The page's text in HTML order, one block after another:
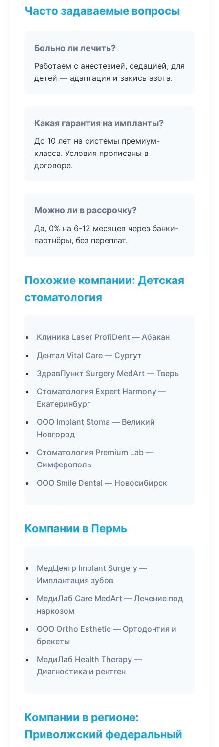
Часто задаваемые вопросы
Больно ли лечить?
Работаем с анестезией, седацией, для
детей — адаптация и закись азота.
Какая гарантия на импланты?
До 10 лет на системы премиум-
класса. Условия прописаны в
договоре.
Можно ли в рассрочку?
Да, 0% на 6-12 месяцев через банки-
партнёры, без переплат.
Похожие компании: Детская
стоматология
Клиника Laser ProfiDent — Абакан
Дентал Vital Care — Сургут
ЗдравПункт Surgery MedArt — Тверь
Стоматология Expert Harmony —
Екатеринбург
ООО Implant Stoma — Великий
Новгород
Стоматология Premium Lab —
Симферополь
ООО Smile Dental — Новосибирск
Компании в Пермь
МедЦентр Implant Surgery —
Имплантация зубов
МедиЛаб Care MedArt — Лечение под
наркозом
ООО Ortho Esthetic — Ортодонтия и
брекеты
МедиЛаб Health Therapy —
Диагностика и рентген
Компании в регионе:
Приволжский федеральный